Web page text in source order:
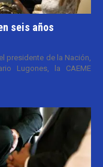
seis años
presidente de la Nación,
Lugones, la CAEME